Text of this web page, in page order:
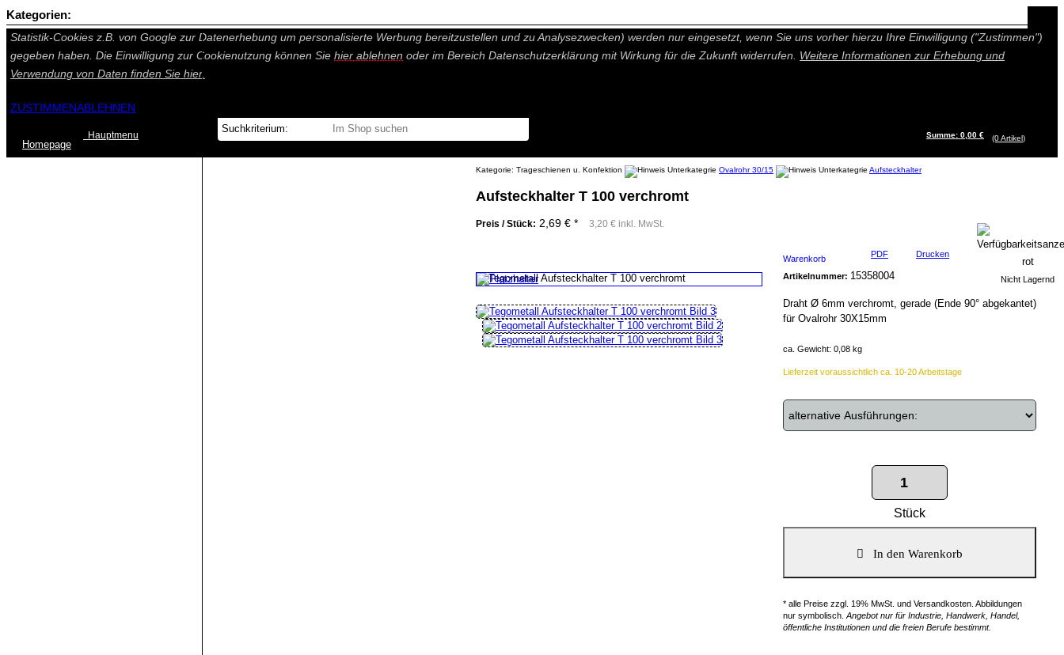
Auf dieser Seite werden technisch notwendige Cookies gesetzt. Technisch nicht notwendige Cookies und Statistik Funktionen, die Ihnen ein besseres und individuelleres Angebot bieten (Marketing- und
Statistik-Cookies z.B. von Google zur Datenerhebung um personalisierte Werbung bereitzustellen und zu Analysezwecken) werden nur eingesetzt, wenn Sie uns vorher hierzu Ihre Einwilligung ("Zustimmen")
gegeben haben. Die Einwilligung zur Cookienutzung können Sie hier ablehnen oder im Bereich Datenschutzerklärung mit Wirkung für die Zukunft widerrufen. Weitere Informationen zur Erhebung und
Verwendung von Daten finden Sie hier.
ZUSTIMMENABLEHNEN
Homepage
Hauptmenu Summe: 0,00 € (0Artikel)
Kategorie: Trageschienen u. Konfektion Ovalrohr 30/15 Aufsteckhalter
Aufsteckhalter T 100 verchromt
Preis / Stück: 2,69 € * 3,20 € inkl. MwSt.
Warenkorb PDF Drucken
Nicht Lagernd
Artikelnummer: 15358004
Draht Ø 6mm verchromt, gerade (Ende 90° abgekantet)
für Ovalrohr 30X15mm
ca. Gewicht: 0,08 kg
Lieferzeit voraussichtlich ca. 10-20 Arbeitstage
Stück
* alle Preise zzgl. 19% MwSt. und Versandkosten. Abbildungen
nur symbolisch. Angebot nur für Industrie, Handwerk, Handel,
öffentliche Institutionen und die freien Berufe bestimmt.
Kategorien: